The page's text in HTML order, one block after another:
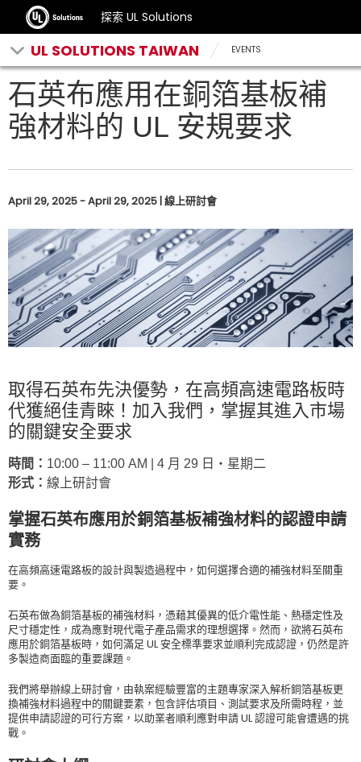
探索 UL Solutions
UL SOLUTIONS TAIWAN EVENTS
石英布應用在銅箔基板補
強材料的 UL 安規要求
April 29, 2025 - April 29, 2025 | 線上研討會
取得石英布先決優勢，在高頻高速電路板時
代獲絕佳青睞！加入我們，掌握其進入市場
的關鍵安全要求
時間： 10:00 – 11:00 AM | 4 月 29 日‧星期二
形式： 線上研討會
掌握石英布應用於銅箔基板補強材料的認證申請
實務
在高頻高速電路板的設計與製造過程中，如何選擇合適的補強材料至關重
要。
石英布做為銅箔基板的補強材料，憑藉其優異的低介電性能、熱穩定性及
尺寸穩定性，成為應對現代電子產品需求的理想選擇。然而，欲將石英布
應用於銅箔基板時，如何滿足 UL 安全標準要求並順利完成認證，仍然是許
多製造商面臨的重要課題。
我們將舉辦線上研討會，由執案經驗豐富的主題專家深入解析銅箔基板更
換補強材料過程中的關鍵要素，包含評估項目、測試要求及所需時程，並
提供申請認證的可行方案，以助業者順利應對申請 UL 認證可能會遭遇的挑
戰。